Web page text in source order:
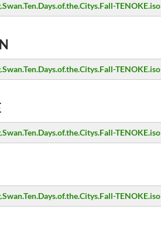
TENOKE.iso
TENOKE.iso
TENOKE.iso
TENOKE.iso